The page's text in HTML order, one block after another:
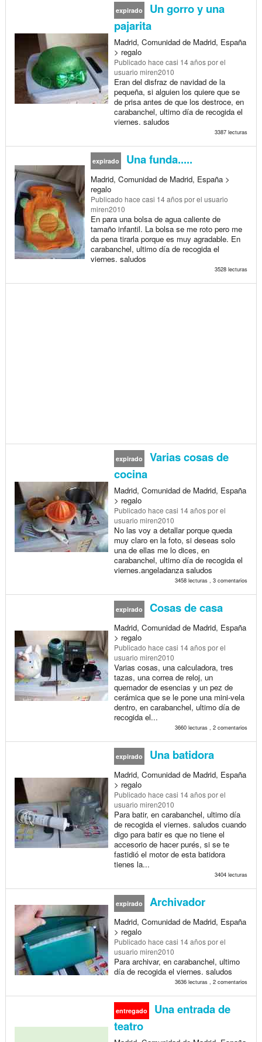
expirado
Un gorro y una
pajarita
Madrid, Comunidad de Madrid, España
> regalo
Publicado hace casi 14 añospor el
usuario miren2010
Eran del disfraz de navidad de la
pequeña, si alguien los quiere que se
de prisa antes de que los destroce, en
carabanchel, ultimo día de recogida el
viernes. saludos
3387 lecturas
expirado Una funda.....
Madrid, Comunidad de Madrid, España >
regalo
Publicado hace casi 14 añospor el usuario
miren2010
En para una bolsa de agua caliente de
tamaño infantil. La bolsa se me roto pero me
da pena tirarla porque es muy agradable. En
carabanchel, ultimo día de recogida el
viernes. saludos
3528 lecturas
expirado
Varias cosas de
cocina
Madrid, Comunidad de Madrid, España
> regalo
Publicado hace casi 14 añospor el
usuario miren2010
No las voy a detallar porque queda
muy claro en la foto, si deseas solo
una de ellas me lo dices, en
carabanchel, ultimo día de recogida el
viernes.angeladanza saludos
3458 lecturas , 3 comentarios
expirado Cosas de casa
Madrid, Comunidad de Madrid, España
> regalo
Publicado hace casi 14 añospor el
usuario miren2010
Varias cosas, una calculadora, tres
tazas, una correa de reloj, un
quemador de esencias y un pez de
cerámica que se le pone una mini-vela
dentro, en carabanchel, ultimo día de
recogida el...
3660 lecturas , 2 comentarios
expirado Una batidora
Madrid, Comunidad de Madrid, España
> regalo
Publicado hace casi 14 añospor el
usuario miren2010
Para batir, en carabanchel, ultimo día
de recogida el viernes. saludos cuando
digo para batir es que no tiene el
accesorio de hacer purés, si se te
fastidió el motor de esta batidora
tienes la...
3404 lecturas
expirado Archivador
Madrid, Comunidad de Madrid, España
> regalo
Publicado hace casi 14 añospor el
usuario miren2010
Para archivar, en carabanchel, ultimo
día de recogida el viernes. saludos
3636 lecturas , 2 comentarios
entregado
Una entrada de
teatro